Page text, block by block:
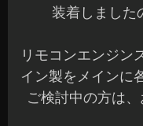
装着しました
リモコンエンジン
イン製をメインに
ご検討中の方は